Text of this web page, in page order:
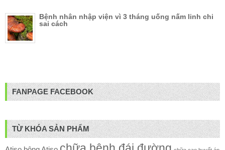
Bệnh nhân nhập viện vì 3 tháng uống nấm linh chi
sai cách
FANPAGE FACEBOOK
TỪ KHÓA SẢN PHẨM